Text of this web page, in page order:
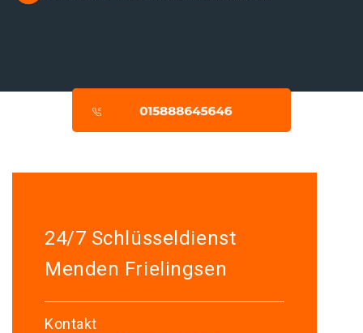
24/7 Schlüsseldienst
Menden Frielingsen
Kontakt